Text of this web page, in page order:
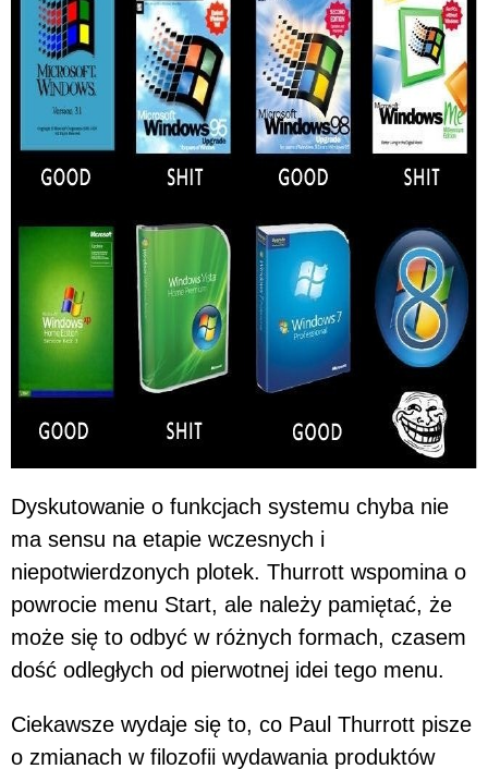
Dyskutowanie o funkcjach systemu chyba nie
ma sensu na etapie wczesnych i
niepotwierdzonych plotek. Thurrott wspomina o
powrocie menu Start, ale należy pamiętać, że
może się to odbyć w różnych formach, czasem
dość odległych od pierwotnej idei tego menu.
Ciekawsze wydaje się to, co Paul Thurrott pisze
o zmianach w filozofii wydawania produktów